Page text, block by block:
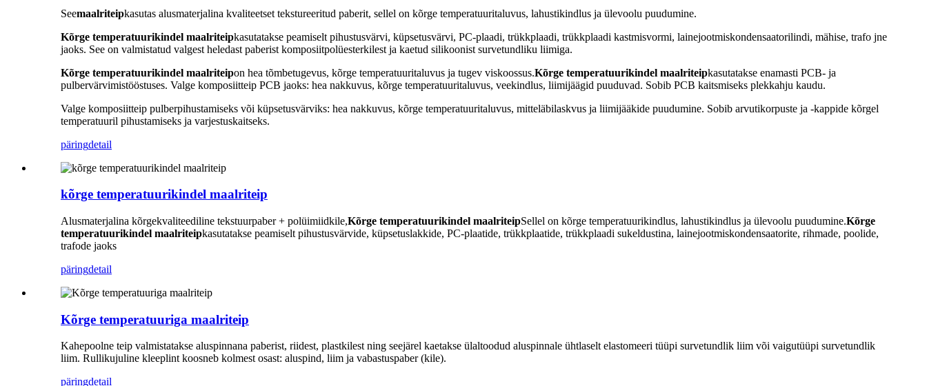
Seemaalriteipkasutas alusmaterjalina kvaliteetset tekstureeritud paberit, sellel on kõrge temperatuuritaluvus, lahustikindlus ja ülevoolu puudumine.
Kõrge temperatuurikindel maalriteipkasutatakse peamiselt pihustusvärvi, küpsetusvärvi, PC-plaadi, trükkplaadi, trükkplaadi kastmisvormi, lainejootmiskondensaatorilindi, mähise, trafo jne
jaoks. See on valmistatud valgest heledast paberist komposiitpolüesterkilest ja kaetud silikoonist survetundliku liimiga.
Kõrge temperatuurikindel maalriteipon hea tõmbetugevus, kõrge temperatuuritaluvus ja tugev viskoossus.Kõrge temperatuurikindel maalriteipkasutatakse enamasti PCB- ja
pulbervärvimistööstuses. Valge komposiitteip PCB jaoks: hea nakkuvus, kõrge temperatuuritaluvus, veekindlus, liimijäägid puuduvad. Sobib PCB kaitsmiseks plekkahju kaudu.
Valge komposiitteip pulberpihustamiseks või küpsetusvärviks: hea nakkuvus, kõrge temperatuuritaluvus, mitteläbilaskvus ja liimijääkide puudumine. Sobib arvutikorpuste ja -kappide kõrgel
temperatuuril pihustamiseks ja varjestuskaitseks.
päringdetail
kõrge temperatuurikindel maalriteip
Alusmaterjalina kõrgekvaliteediline tekstuurpaber + polüimiidkile,Kõrge temperatuurikindel maalriteipSellel on kõrge temperatuurikindlus, lahustikindlus ja ülevoolu puudumine.Kõrge
temperatuurikindel maalriteipkasutatakse peamiselt pihustusvärvide, küpsetuslakkide, PC-plaatide, trükkplaatide, trükkplaadi sukeldustina, lainejootmiskondensaatorite, rihmade, poolide,
trafode jaoks
päringdetail
Kõrge temperatuuriga maalriteip
Kahepoolne teip valmistatakse aluspinnana paberist, riidest, plastkilest ning seejärel kaetakse ülaltoodud aluspinnale ühtlaselt elastomeeri tüüpi survetundlik liim või vaigutüüpi survetundlik
liim. Rullikujuline kleeplint koosneb kolmest osast: aluspind, liim ja vabastuspaber (kile).
päringdetail